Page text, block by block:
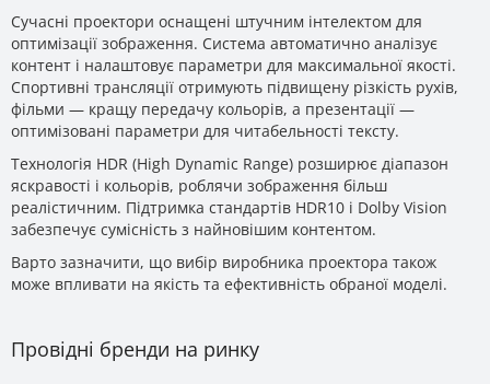
Сучасні проектори оснащені штучним інтелектом для
оптимізації зображення. Система автоматично аналізує
контент і налаштовує параметри для максимальної якості.
Спортивні трансляції отримують підвищену різкість рухів,
фільми — кращу передачу кольорів, а презентації —
оптимізовані параметри для читабельності тексту.
Технологія HDR (High Dynamic Range) розширює діапазон
яскравості і кольорів, роблячи зображення більш
реалістичним. Підтримка стандартів HDR10 і Dolby Vision
забезпечує сумісність з найновішим контентом.
Варто зазначити, що вибір виробника проектора також
може впливати на якість та ефективність обраної моделі.
Провідні бренди на ринку